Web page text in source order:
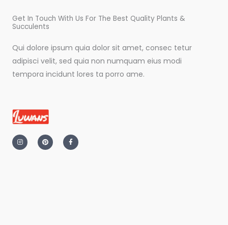
Get In Touch With Us For The Best Quality Plants &
Succulents
Qui dolore ipsum quia dolor sit amet, consec tetur
adipisci velit, sed quia non numquam eius modi
tempora incidunt lores ta porro ame.
n
s
t
i
n
t
a
c
e